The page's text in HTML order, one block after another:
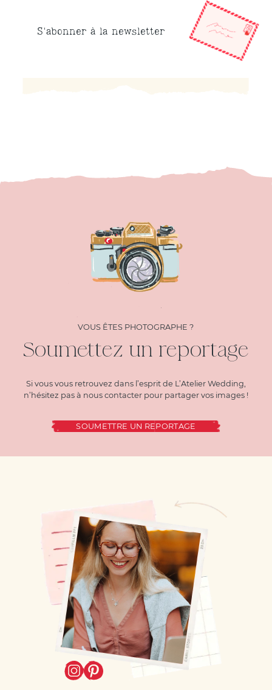
S'abonner à la newsletter
VOUS ÊTES PHOTOGRAPHE ?
Soumettez un reportage
Si vous vous retrouvez dans l’esprit de L’Atelier Wedding,
n’hésitez pas à nous contacter pour partager vos images !
SOUMETTRE UN REPORTAGE